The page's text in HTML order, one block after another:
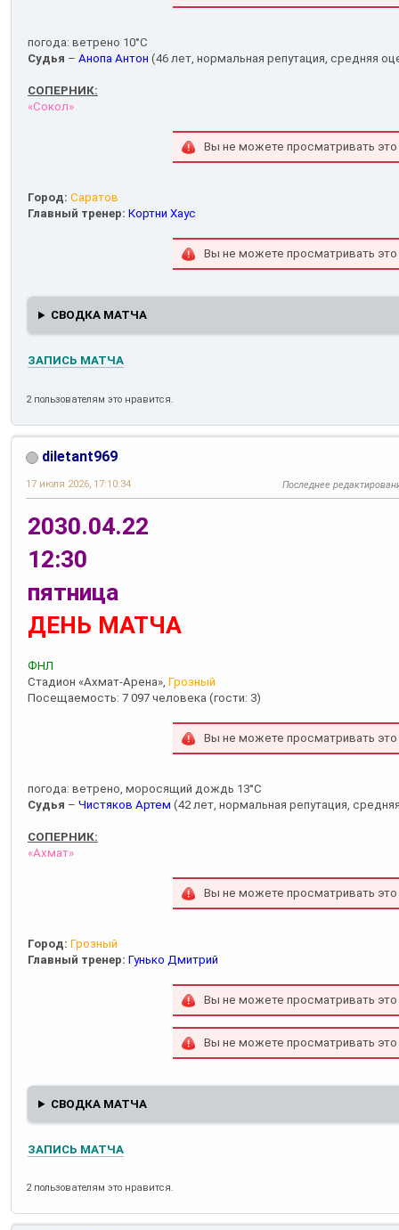
погода: ветрено 10°С
Судья – Анопа Антон (46 лет, нормальная репутация, средняя
СОПЕРНИК:
«Сокол»
Вы не можете просматривать
Город: Саратов
Главный тренер: Кортни Хаус
Вы не можете просматривать
СВОДКА МАТЧА
ЗАПИСЬ МАТЧА
2 пользователям это нравится.
diletant969
17 июля 2026, 17:10:34 Последнее
2030.04.22
12:30
пятница
ДЕНЬ МАТЧА
ФНЛ
Стадион «Ахмат-Арена», Грозный
Посещаемость: 7 097 человека (гости: 3)
Вы не можете просматривать
погода: ветрено, моросящий дождь 13°С
Судья – Чистяков Артем (42 лет, нормальная репутация,
СОПЕРНИК:
«Ахмат»
Вы не можете просматривать
Город: Грозный
Главный тренер: Гунько Дмитрий
Вы не можете просматривать
Вы не можете просматривать
СВОДКА МАТЧА
ЗАПИСЬ МАТЧА
2 пользователям это нравится.